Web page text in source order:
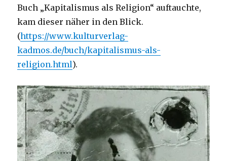
Buch „Kapitalismus als Religion“ auftauchte,
kam dieser näher in den Blick.
(https://www.kulturverlag-
kadmos.de/buch/kapitalismus-als-
religion.html).